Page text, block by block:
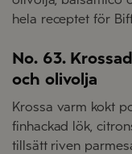
hela receptet för
No. 63.
och olivolja
Krossa varm kokt
finhackad lök,
tillsätt riven